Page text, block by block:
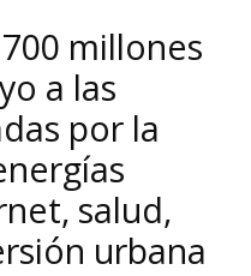
millones
a las
por la
salud,
urbana